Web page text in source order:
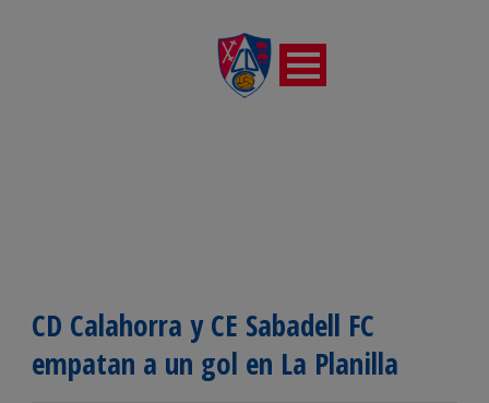
CD Calahorra y CE Sabadell FC
empatan a un gol en La Planilla